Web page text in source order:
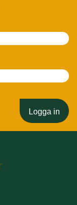
Logga in